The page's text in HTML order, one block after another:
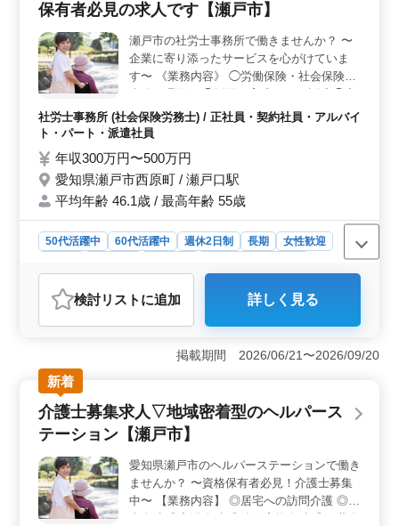
です。また、週休二日制で働きやすい環境が整っていま
た、禁煙の環境も整っており、快適な職場環境を提供し
ています。 ＜50代以上の経験者歓迎＞ ベテランの
社労士さんも積極的に採用しています。経験を活かし
て、専門性の高い業務に携わることができます。経験豊
富な方々の知識や経験を共有しながら、チーム全体の成
長に貢献することが期待されます。
保有者必見の求人です【瀬戸市】
瀬戸市の社労士事務所で働きませんか？ 〜
企業に寄り添ったサービスを心がけていま
す〜 《業務内容》 ◯労働保険・社会保険の
定的な業務遂行 ◯退職金制度の見直し ◯適
格退職年金制度の問題解決 ◯就業規則作成
まずはお気軽お問い合わせください！ 皆様
のご応募お待ちしております！
社労士事務所 (社会保険労務士) / 正社員・契約社員・アルバイ
ト・パート・派遣社員
年収300万円〜500万円
愛知県瀬戸市西原町 / 瀬戸口駅
平均年齢 46.1歳 / 最高年齢 55歳
50代活躍中 60代活躍中 週休2日制 長期
女性歓迎
おすすめポイント
＜働きやすさ＞ 週休2日制や長期雇用など、ワークライ
フバランスが重視される環境で、安定的に業務に取り組
めます。さらに、女性歓迎や50代・60代も活躍中という
風土が、多様な働き方をサポートします。 ＜キャリ
ア成長＞ 労働保険・社会保険の事務処理代行から就業
規則作成まで、幅広い業務経験を積み、スキルアップが
可能です。また、瀬戸市での地域密着型サービス提供
展させるチャンスがあります。 ＜業務内容＞ 企業
の採用・育成コスト削減や退職金制度の見直しなど、ク
ライアント企業の課題解決に貢献できるやりがいのある
業務です。瀬戸市を拠点とする事務所での勤務は、地域
検討リスト に追加 詳しく見る
掲載期間 2026/06/21〜2026/09/20
新着
介護士募集求人▽地域密着型のヘルパース
テーション【瀬戸市】
愛知県瀬戸市のヘルパーステーションで働き
ませんか？ 〜資格保有者必見！介護士募集
中〜 【業務内容】 ◎居宅への訪問介護 ◎食